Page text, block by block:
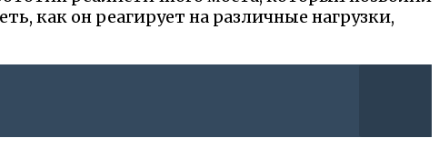
как он реагирует на различные нагрузки,